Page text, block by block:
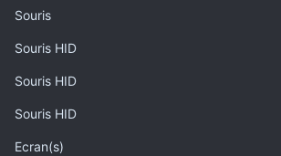
Souris
Souris HID
Souris HID
Souris HID
Ecran(s)